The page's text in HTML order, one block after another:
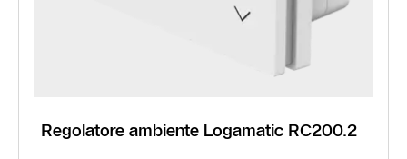
Regolatore ambiente Logamatic RC200.2